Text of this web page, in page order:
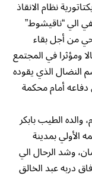
نظام الانقاذ
الي “ناقيشوط”
من أجل بقاء
ومؤثرا في المجتمع
النضال الذي يقوده
دفاعه أمام محكمة
التيجاني من مواليد العام 1927م، والده الطيب بابكر
تعليمه الأولي بمدينة
وشد الرحال الي
دربه عبد الخالق